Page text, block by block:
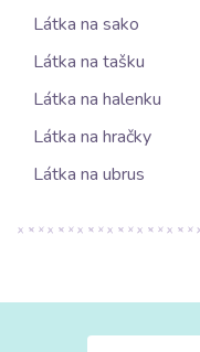
Látka na sako
Látka na tašku
Látka na halenku
Látka na hračky
Látka na ubrus